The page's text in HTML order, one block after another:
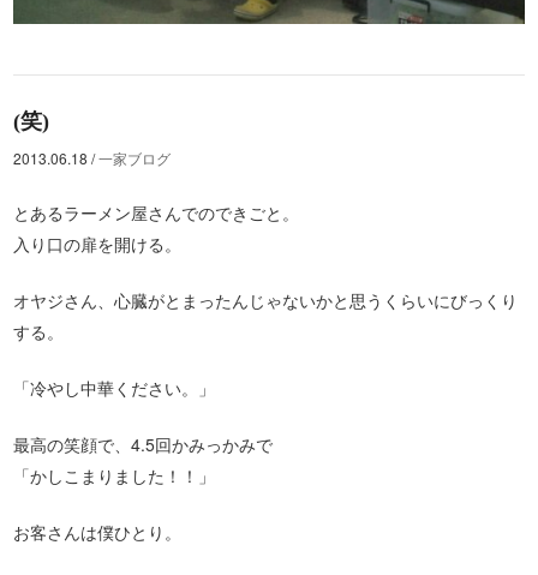
(笑)
2013.06.18 /一家ブログ
とあるラーメン屋さんでのできごと。
入り口の扉を開ける。
オヤジさん、心臓がとまったんじゃないかと思うくらいにびっくり
する。
「冷やし中華ください。」
最高の笑顔で、4.5回かみっかみで
「かしこまりました！！」
お客さんは僕ひとり。